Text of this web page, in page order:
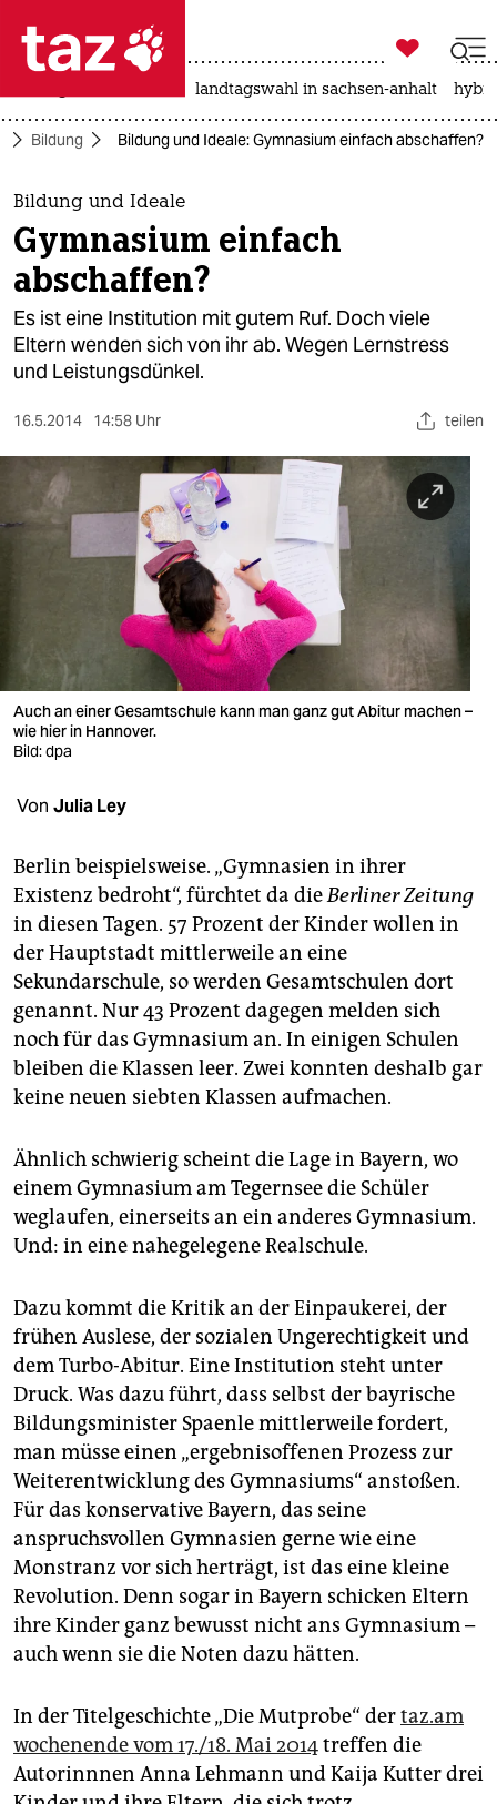
 taz zahl ich
taz zahl ich
themen
politik
öko
gesellschaft
sport
berlin
nord
verlag
veranstaltungen
fragen & hilfe
unterstützen
abo
genossenschaft
epaper login

taz zahl ich
landtagswahl in sachsen-anhalt
Bildung Bildung und Ideale: Gymnasium einfach abschaffen?
Bildung und Ideale
Gymnasium einfach
abschaffen?
Es ist eine Institution mit gutem Ruf. Doch viele
Eltern wenden sich von ihr ab. Wegen Lernstress
und Leistungsdünkel.
16.5.2014 14:58 Uhr teilen
Auch an einer Gesamtschule kann man ganz gut Abitur machen –
wie hier in Hannover.
Bild: dpa
Von Julia Ley
Berlin beispielsweise. „Gymnasien in ihrer
Existenz bedroht“, fürchtet da dieBerliner Zeitung
in diesen Tagen. 57 Prozent der Kinder wollen in
der Hauptstadt mittlerweile an eine
Sekundarschule, so werden Gesamtschulen dort
genannt. Nur 43 Prozent dagegen melden sich
noch für das Gymnasium an. In einigen Schulen
bleiben die Klassen leer. Zwei konnten deshalb gar
keine neuen siebten Klassen aufmachen.
Ähnlich schwierig scheint die Lage in Bayern, wo
einem Gymnasium am Tegernsee die Schüler
weglaufen, einerseits an ein anderes Gymnasium.
Und: in eine nahegelegene Realschule.
Dazu kommt die Kritik an der Einpaukerei, der
frühen Auslese, der sozialen Ungerechtigkeit und
dem Turbo-Abitur. Eine Institution steht unter
Druck. Was dazu führt, dass selbst der bayrische
Bildungsminister Spaenle mittlerweile fordert,
man müsse einen „ergebnisoffenen Prozess zur
Weiterentwicklung des Gymnasiums“ anstoßen.
Für das konservative Bayern, das seine
anspruchsvollen Gymnasien gerne wie eine
Monstranz vor sich herträgt, ist das eine kleine
Revolution. Denn sogar in Bayern schicken Eltern
ihre Kinder ganz bewusst nicht ans Gymnasium –
auch wenn sie die Noten dazu hätten.
In der Titelgeschichte „Die Mutprobe“ dertaz.am
wochenende vom 17./18. Mai 2014treffen die
Autorinnnen Anna Lehmann und Kaija Kutter drei